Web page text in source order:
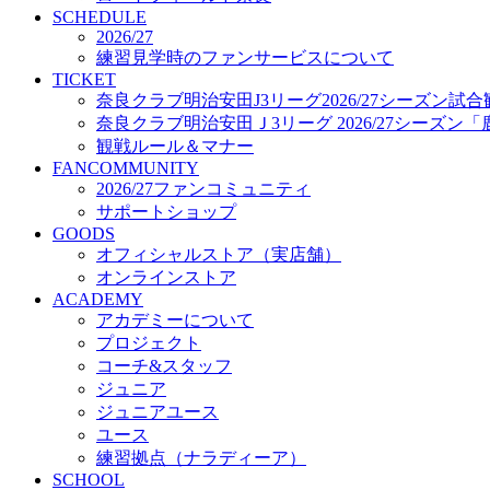
プロジェクト
コーチ&スタッフ
ジュニア
ジュニアユース
ユース
練習拠点（ナラディーア）
SCHOOL
CLUB
2026/27 パートナー企業
パートナー募集
クラブ理念
クラブ情報
サステナビリティ
Web制作支援
応援プロジェクト
SCHEDULE
2026/27
練習見学時のファンサービスについて
TICKET
奈良クラブ明治安田J3リーグ2026/27シーズン試合
奈良クラブ明治安田Ｊ3リーグ 2026/27シーズン「
観戦ルール＆マナー
FANCOMMUNITY
2026/27ファンコミュニティ
サポートショップ
GOODS
オフィシャルストア（実店舗）
オンラインストア
ACADEMY
アカデミーについて
プロジェクト
コーチ&スタッフ
ジュニア
ジュニアユース
ユース
練習拠点（ナラディーア）
SCHOOL